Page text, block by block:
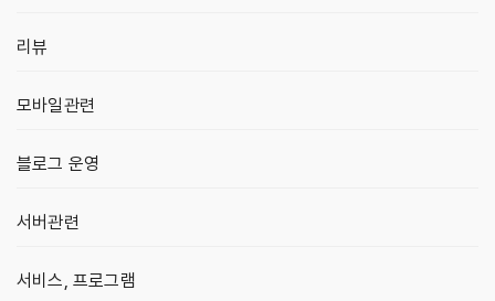
리뷰
모바일관련
블로그 운영
서버관련
서비스, 프로그램